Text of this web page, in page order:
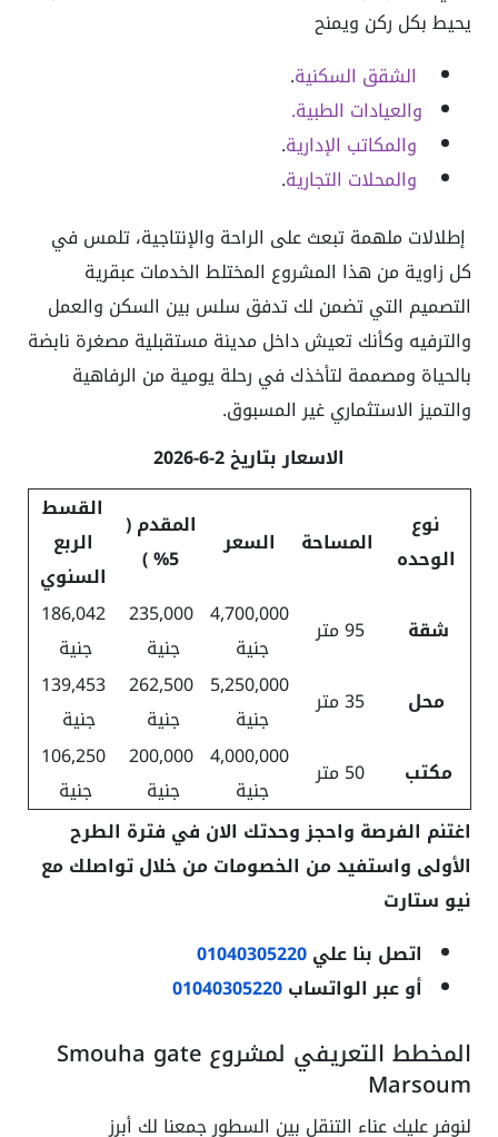
يحيط بكل ركن ويمنح
الشقق السكنية.
والعيادات الطبية.
والمكاتب الإدارية.
والمحلات التجارية.
إطلالات ملهمة تبعث على الراحة والإنتاجية، تلمس في
كل زاوية من هذا المشروع المختلط الخدمات عبقرية
التصميم التي تضمن لك تدفق سلس بين السكن والعمل
والترفيه وكأنك تعيش داخل مدينة مستقبلية مصغرة نابضة
بالحياة ومصممة لتأخذك في رحلة يومية من الرفاهية
والتميز الاستثماري غير المسبوق.
الاسعار بتاريخ 2-6-2026
نوع
الوحده
المساحة السعر
المقدم (
5% )
القسط
الربع
السنوي
شقة
95 متر
4,700,000
جنية
235,000
جنية
186,042
جنية
محل
35 متر
5,250,000
جنية
262,500
جنية
139,453
جنية
مكتب
50 متر
4,000,000
جنية
200,000
جنية
106,250
جنية
اغتنم الفرصة واحجز وحدتك الان في فترة الطرح
الأولى واستفيد من الخصومات من خلال تواصلك مع
نيو ستارت
اتصل بنا علي01040305220
أو عبر الواتساب01040305220
المخطط التعريفي لمشروع Smouha gate
Marsoum
لنوفر عليك عناء التنقل بين السطور جمعنا لك أبرز